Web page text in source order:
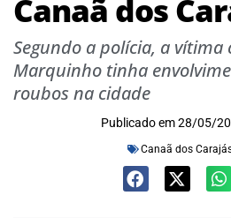
Canaã dos
Segundo a polícia, a vítima
Marquinho tinha
roubos na cidade
Publicado em 28/05/
Canaã dos